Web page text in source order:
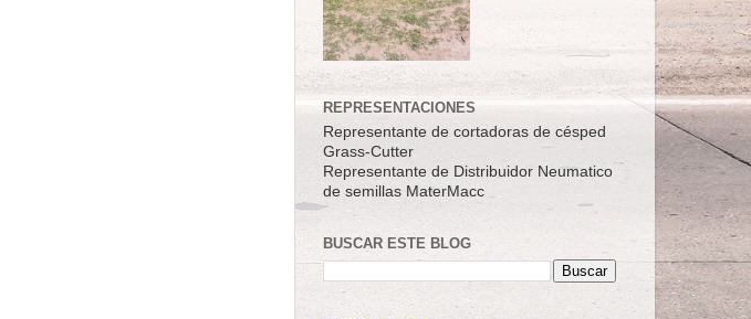
REPRESENTACIONES
Representante de cortadoras de césped
Grass-Cutter
Representante de Distribuidor Neumatico
de semillas MaterMacc
BUSCAR ESTE BLOG